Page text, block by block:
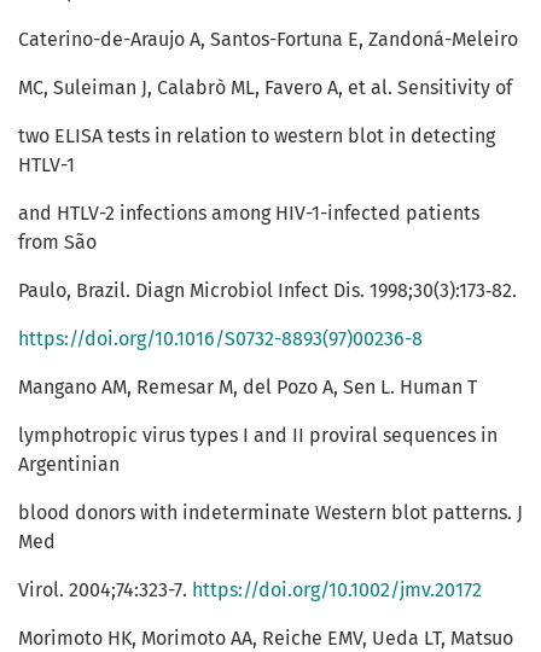
Caterino-de-Araujo A, Santos-Fortuna E, Zandoná-Meleiro
MC, Suleiman J, Calabrò ML, Favero A, et al. Sensitivity of
two ELISA tests in relation to western blot in detecting
HTLV-1
and HTLV-2 infections among HIV-1-infected patients
from São
Paulo, Brazil. Diagn Microbiol Infect Dis. 1998;30(3):173‑82.
https://doi.org/10.1016/S0732-8893(97)00236-8
Mangano AM, Remesar M, del Pozo A, Sen L. Human T
lymphotropic virus types I and II proviral sequences in
Argentinian
blood donors with indeterminate Western blot patterns. J
Med
Virol. 2004;74:323-7. https://doi.org/10.1002/jmv.20172
Morimoto HK, Morimoto AA, Reiche EMV, Ueda LT, Matsuo